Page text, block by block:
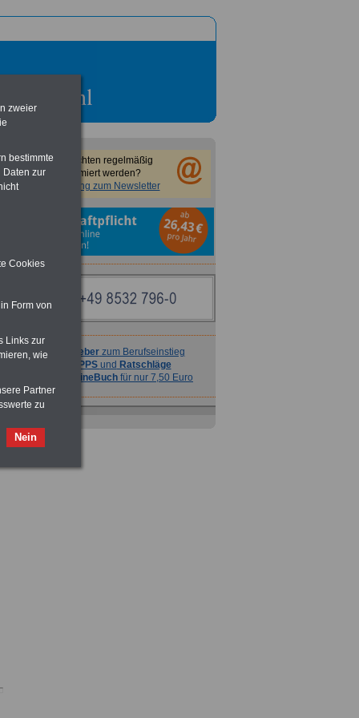
Sie möchten regelmäßig
informiert werden?
Anmeldung zum Newsletter
Ratgeberzum Berufseinstieg
TIPPS und Ratschläge
OnlineBuch für nur 7,50 Euro
zweier
bestimmte
Daten zur
Cookies
Form von
Links zur
wie
Partner
zu
Nein